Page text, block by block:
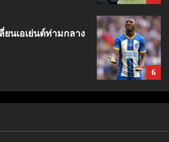
ยนเอเย่นต์ท่ามกลาง
6